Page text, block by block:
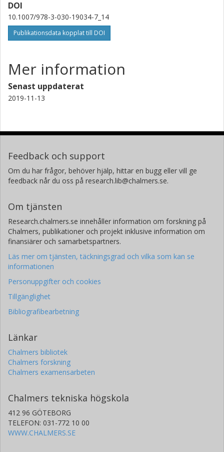
DOI
10.1007/978-3-030-19034-7_14
Publikationsdata kopplat till DOI
Mer information
Senast uppdaterat
2019-11-13
Feedback och support
Om du har frågor, behöver hjälp, hittar en bugg eller vill ge
feedback når du oss på research.lib@chalmers.se.
Om tjänsten
Research.chalmers.se innehåller information om forskning på
Chalmers, publikationer och projekt inklusive information om
finansiärer och samarbetspartners.
Läs mer om tjänsten, täckningsgrad och vilka som kan se
informationen
Personuppgifter och cookies
Tillgänglighet
Bibliografibearbetning
Länkar
Chalmers bibliotek
Chalmers forskning
Chalmers examensarbeten
Chalmers tekniska högskola
412 96 GÖTEBORG
TELEFON: 031-772 10 00
WWW.CHALMERS.SE